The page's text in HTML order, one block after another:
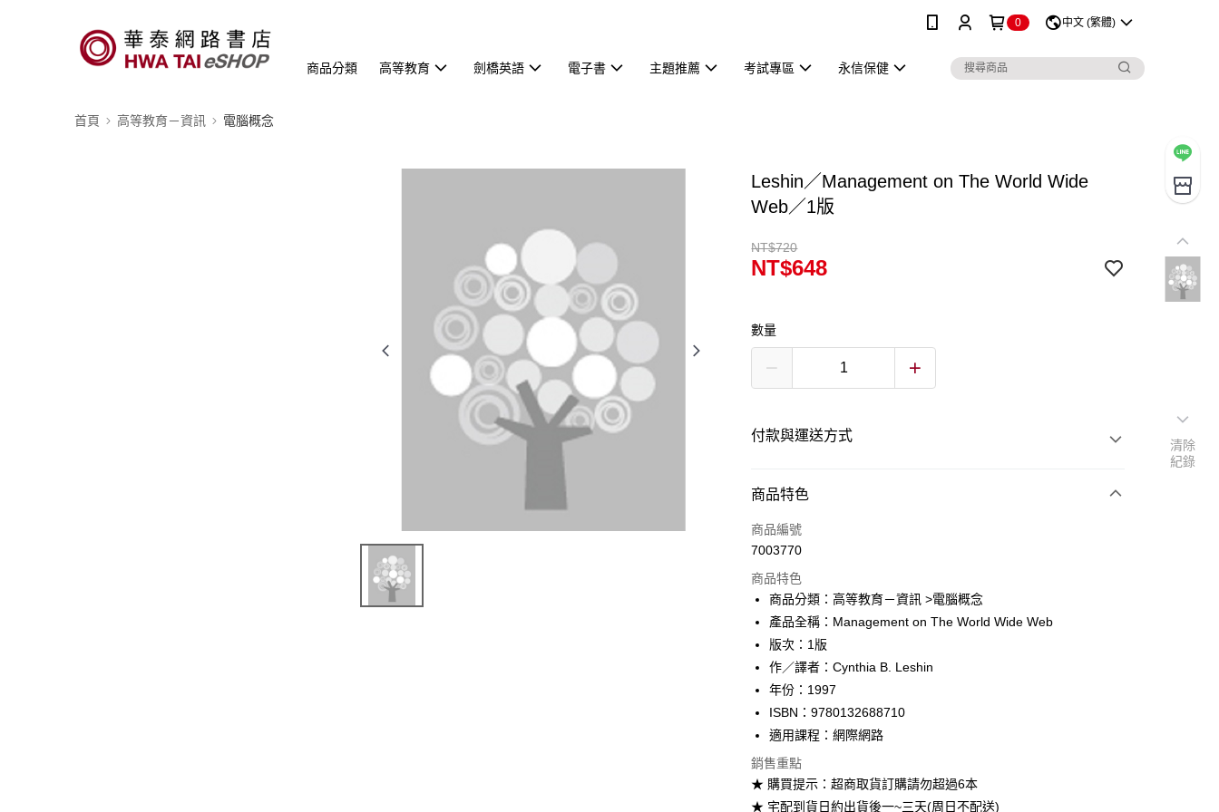
0 中文 (繁體)
商品分類 高等教育 劍橋英語 電子書 主題推薦 考試專區 永信保健
首頁 高等教育－資訊 電腦概念
Leshin／Management on The World Wide
Web／1版
NT$720
NT$648
數量
付款與運送方式
付款方式
信用卡一次付款
Apple Pay
Google Pay
ATM付款
運送方式
每筆NT$60
商品特色
商品編號
7003770
商品特色
商品分類：高等教育－資訊 >電腦概念
產品全稱：Management on The World Wide Web
版次：1版
作／譯者：Cynthia B. Leshin
年份：1997
ISBN：9780132688710
適用課程：網際網路
銷售重點
★ 購買提示：超商取貨訂購請勿超過6本
★ 宅配到貨日約出貨後一~三天(周日不配送)
清除
紀錄